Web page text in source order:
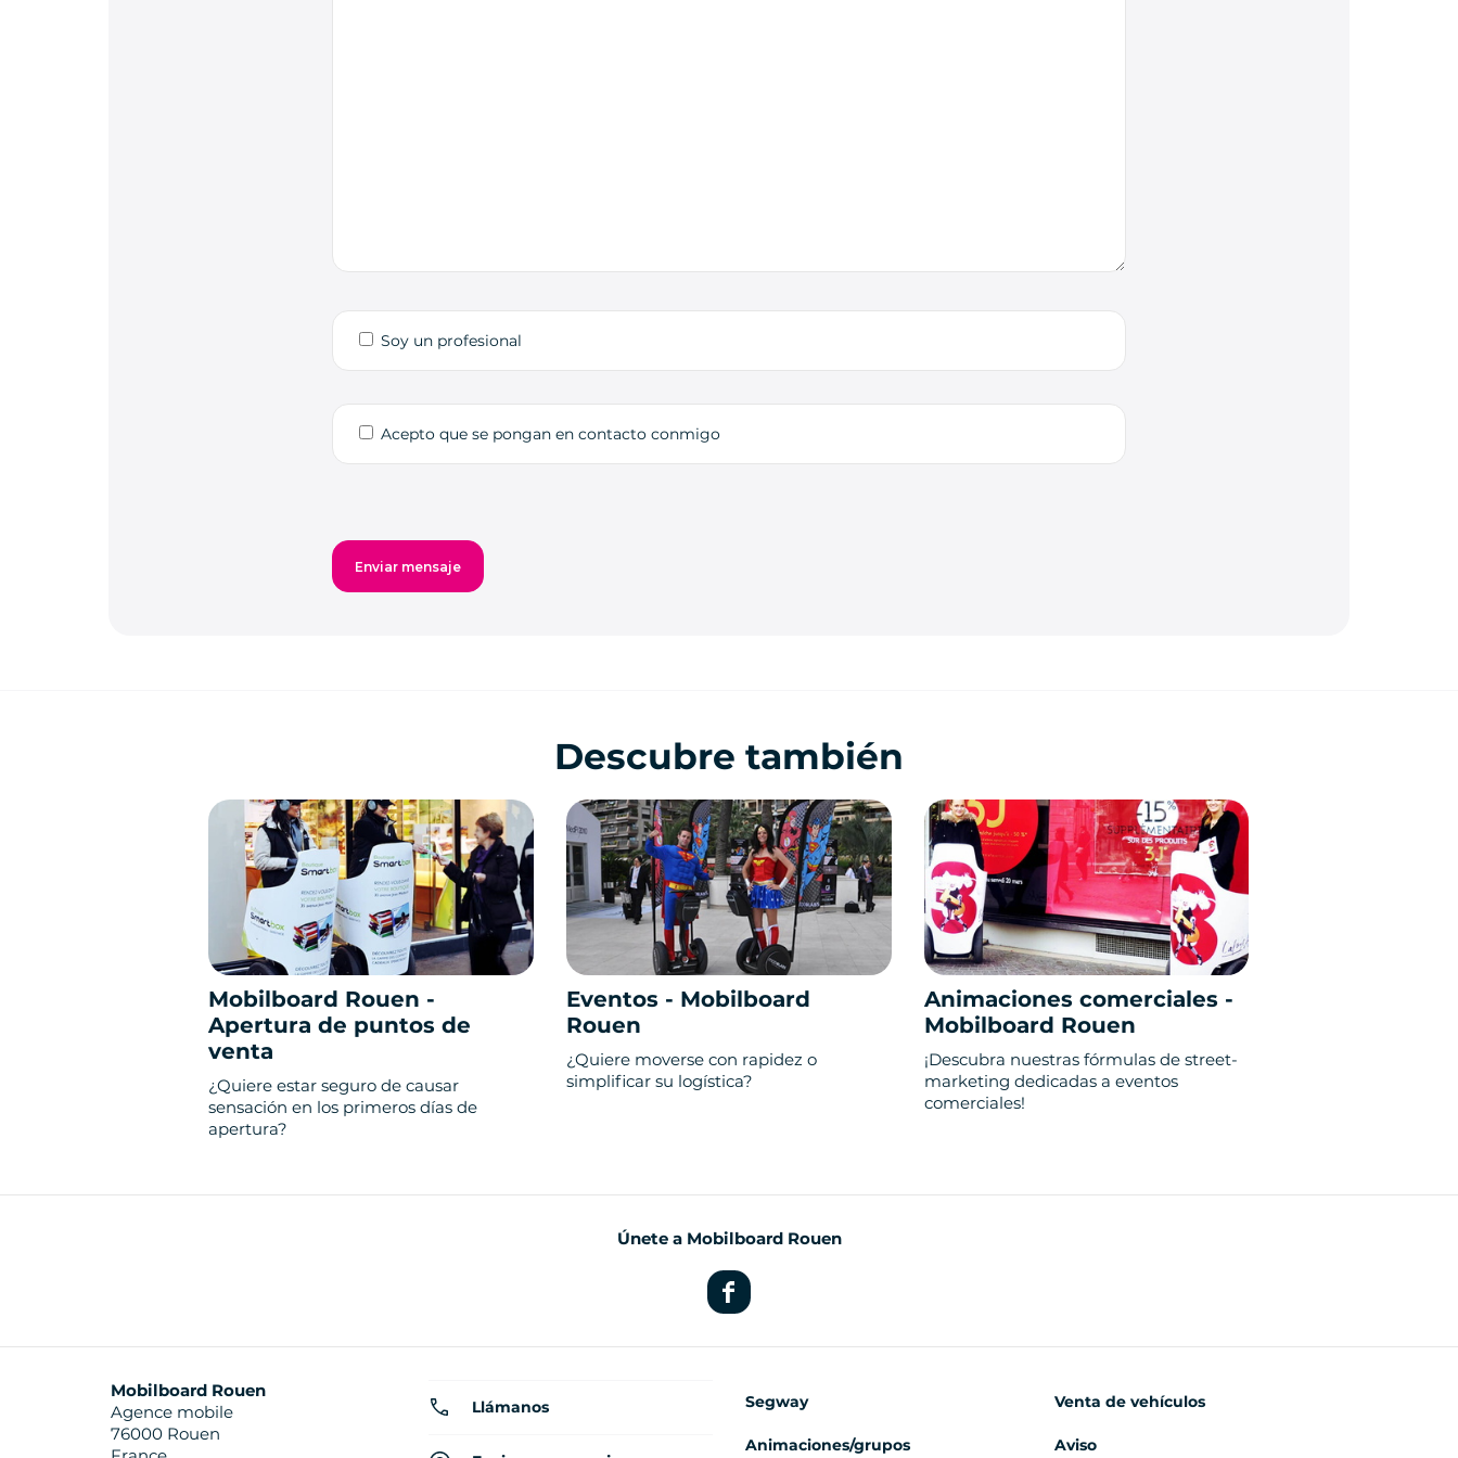
Soy un profesional
Acepto que se pongan en contacto conmigo
Descubre también
Mobilboard Rouen -
Apertura de puntos de
venta
¿Quiere estar seguro de causar
sensación en los primeros días de
apertura?
Eventos - Mobilboard
Rouen
¿Quiere moverse con rapidez o
simplificar su logística?
Animaciones comerciales -
Mobilboard Rouen
¡Descubra nuestras fórmulas de street-
marketing dedicadas a eventos
comerciales!
Únete a Mobilboard Rouen
Mobilboard Rouen
Agence mobile
76000 Rouen
Llámanos Segway
Animaciones/grupos
Venta de vehículos
Aviso